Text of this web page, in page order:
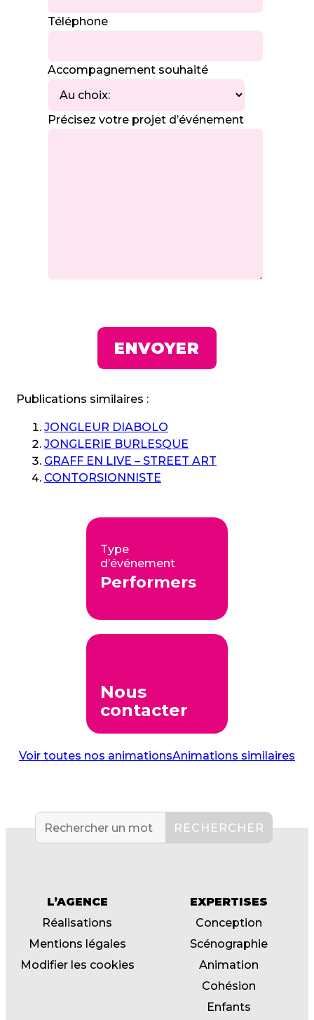
Téléphone
Accompagnement souhaité
Précisez votre projet d’événement
Publications similaires :
JONGLEUR DIABOLO
JONGLERIE BURLESQUE
GRAFF EN LIVE – STREET ART
CONTORSIONNISTE
Type
d’événement
Performers
Nous
contacter
Voir toutes nos animationsAnimations similaires
L’AGENCE
Réalisations
Mentions légales
Modifier les cookies
EXPERTISES
Conception
Scénographie
Animation
Cohésion
Enfants